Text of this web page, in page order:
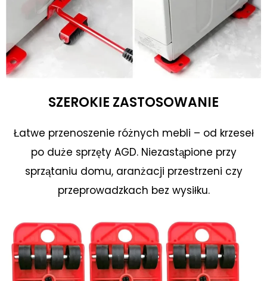
SZEROKIE ZASTOSOWANIE
Łatwe przenoszenie różnych mebli – od krzeseł
po duże sprzęty AGD. Niezastąpione przy
sprzątaniu domu, aranżacji przestrzeni czy
przeprowadzkach bez wysiłku.